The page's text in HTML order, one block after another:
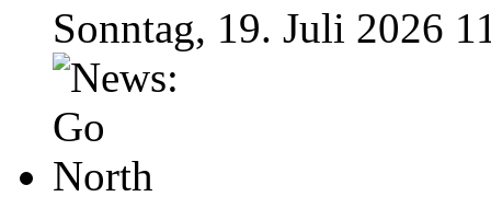
Sonntag, 19. Juli 2026